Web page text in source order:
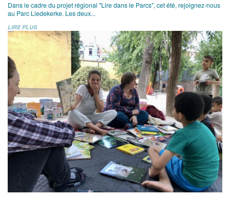
Dans le cadre du projet régional "Lire dans le Parcs", cet été, rejoignez-nous
au Parc Liedekerke. Les deux...
LIRE PLUS